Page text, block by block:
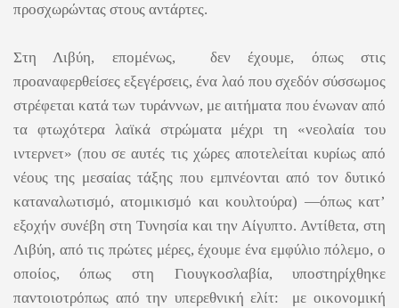
προσχωρώντας στους αντάρτες.
Στη Λιβύη, επομένως, δεν έχουμε, όπως στις
προαναφερθείσες εξεγέρσεις, ένα λαό που σχεδόν σύσσωμος
στρέφεται κατά των τυράννων, με αιτήματα που ένωναν από
τα φτωχότερα λαϊκά στρώματα μέχρι τη «νεολαία του
ιντερνετ» (που σε αυτές τις χώρες αποτελείται κυρίως από
νέους της μεσαίας τάξης που εμπνέονται από τον δυτικό
καταναλωτισμό, ατομικισμό και κουλτούρα) ―όπως κατ’
εξοχήν συνέβη στη Τυνησία και την Αίγυπτο. Αντίθετα, στη
Λιβύη, από τις πρώτες μέρες, έχουμε ένα εμφύλιο πόλεμο, ο
οποίος, όπως στη Γιουγκοσλαβία, υποστηρίχθηκε
παντοιοτρόπως από την υπερεθνική ελίτ: με οικονομική